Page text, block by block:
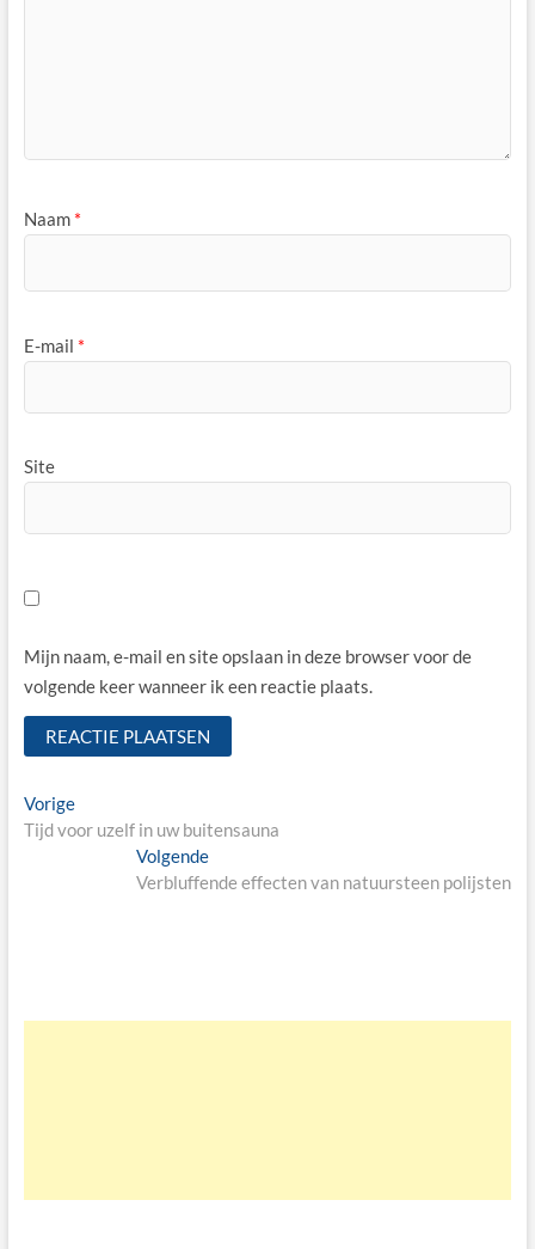
Naam *
E-mail *
Site
Mijn naam, e-mail en site opslaan in deze browser voor de
volgende keer wanneer ik een reactie plaats.
Bericht
navigatie
VorigeVorige
bericht:
Tijd voor uzelf in uw buitensauna
VolgendeVolgende
bericht:
Verbluffende effecten van natuursteen polijsten